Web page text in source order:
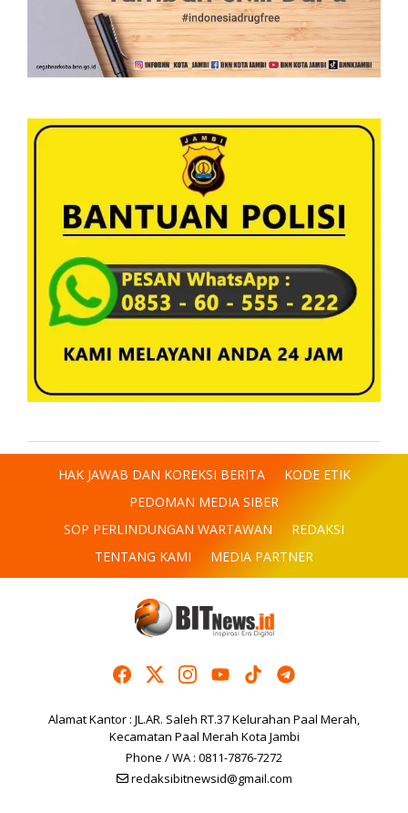
HAK JAWAB DAN KOREKSI BERITA
KODE ETIK
PEDOMAN MEDIA SIBER
SOP PERLINDUNGAN WARTAWAN
REDAKSI
TENTANG KAMI
MEDIA PARTNER
Alamat Kantor : JL.AR. Saleh RT.37 Kelurahan Paal Merah,
Kecamatan Paal Merah Kota Jambi
Phone / WA : 0811-7876-7272
redaksibitnewsid@gmail.com